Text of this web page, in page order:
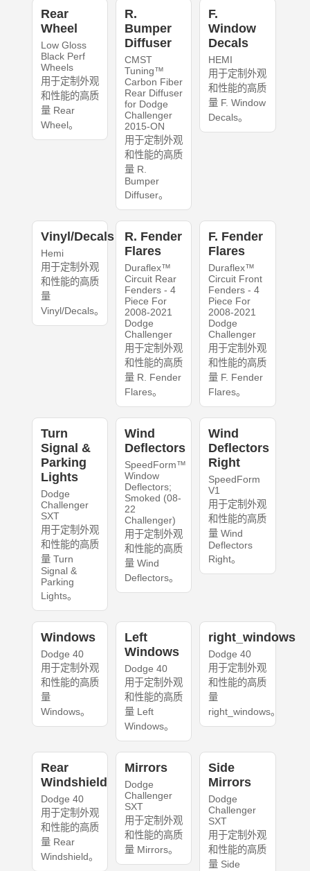
Rear
Wheel
Low Gloss
Black Perf
Wheels
用于定制外观
和性能的高质
量 Rear
Wheel。
R.
Bumper
Diffuser
CMST
Tuning™
Carbon Fiber
Rear Diffuser
for Dodge
Challenger
2015-ON
用于定制外观
和性能的高质
量 R.
Bumper
Diffuser。
F.
Window
Decals
HEMI
用于定制外观
和性能的高质
量 F. Window
Decals。
Vinyl/Decals
Hemi
用于定制外观
和性能的高质
量
Vinyl/Decals。
R. Fender
Flares
Duraflex™
Circuit Rear
Fenders - 4
Piece For
2008-2021
Dodge
Challenger
用于定制外观
和性能的高质
量 R. Fender
Flares。
F. Fender
Flares
Duraflex™
Circuit Front
Fenders - 4
Piece For
2008-2021
Dodge
Challenger
用于定制外观
和性能的高质
量 F. Fender
Flares。
Turn
Signal &
Parking
Lights
Dodge
Challenger
SXT
用于定制外观
和性能的高质
量 Turn
Signal &
Parking
Lights。
Wind
Deflectors
SpeedForm™
Window
Deflectors;
Smoked (08-
22
Challenger)
用于定制外观
和性能的高质
量 Wind
Deflectors。
Wind
Deflectors
Right
SpeedForm
V1
用于定制外观
和性能的高质
量 Wind
Deflectors
Right。
Windows
Dodge 40
用于定制外观
和性能的高质
量
Windows。
Left
Windows
Dodge 40
用于定制外观
和性能的高质
量 Left
Windows。
right_windows
Dodge 40
用于定制外观
和性能的高质
量
right_windows。
Rear
Windshield
Dodge 40
用于定制外观
和性能的高质
量 Rear
Windshield。
Mirrors
Dodge
Challenger
SXT
用于定制外观
和性能的高质
量 Mirrors。
Side
Mirrors
Dodge
Challenger
SXT
用于定制外观
和性能的高质
量 Side